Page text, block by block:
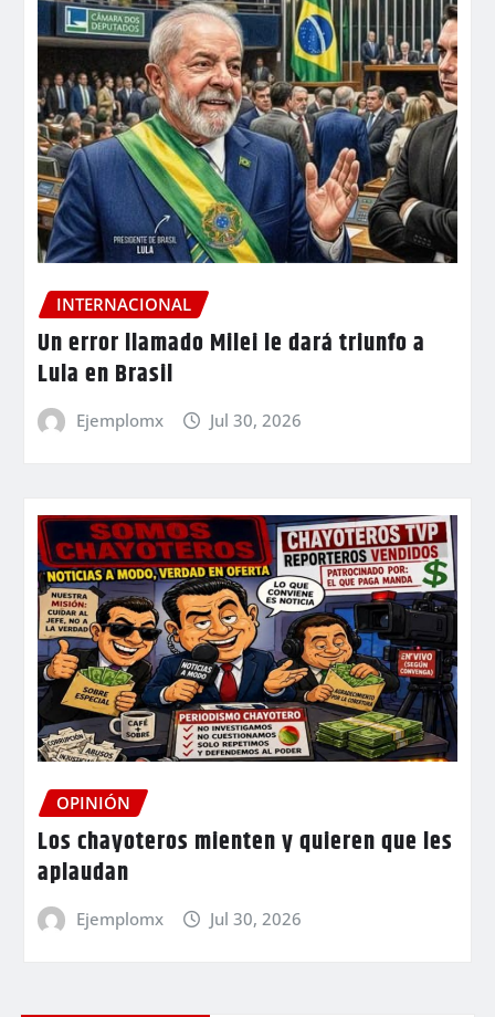
INTERNACIONAL
Un error llamado Milei le dará triunfo a
Lula en Brasil
Ejemplomx Jul 30, 2026
OPINIÓN
Los chayoteros mienten y quieren que les
aplaudan
Ejemplomx Jul 30, 2026